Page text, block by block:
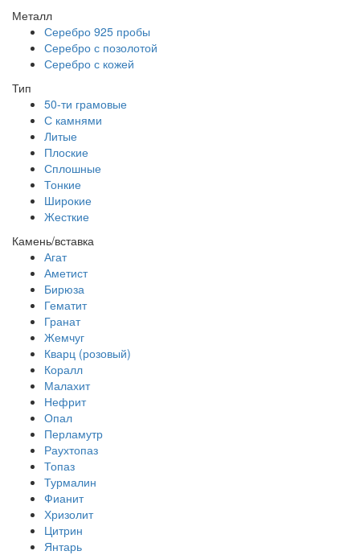
Металл
Серебро 925 пробы
Серебро с позолотой
Серебро с кожей
Тип
50-ти грамовые
С камнями
Литые
Плоские
Сплошные
Тонкие
Широкие
Жесткие
Камень/вставка
Агат
Аметист
Бирюза
Гематит
Гранат
Жемчуг
Кварц (розовый)
Коралл
Малахит
Нефрит
Опал
Перламутр
Раухтопаз
Топаз
Турмалин
Фианит
Хризолит
Цитрин
Янтарь